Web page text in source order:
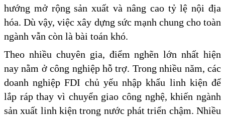
hướng mở rộng sản xuất và nâng cao tỷ lệ nội địa
hóa. Dù vậy, việc xây dựng sức mạnh chung cho toàn
ngành vẫn còn là bài toán khó.
Theo nhiều chuyên gia, điểm nghẽn lớn nhất hiện
nay nằm ở công nghiệp hỗ trợ. Trong nhiều năm, các
doanh nghiệp FDI chủ yếu nhập khẩu linh kiện để
lắp ráp thay vì chuyển giao công nghệ, khiến ngành
sản xuất linh kiện trong nước phát triển chậm. Nhiều